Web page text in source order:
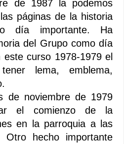
de 1987 la podemos
páginas de la historia
día importante. Ha
del Grupo como día
curso 1978-1979 el
lema, emblema,
de noviembre de 1979
el comienzo de la
en la parroquia a las
hecho importante